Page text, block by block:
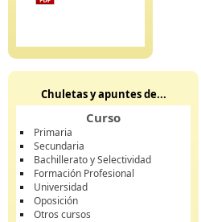
Chuletas y apuntes de...
Curso
Primaria
Secundaria
Bachillerato y Selectividad
Formación Profesional
Universidad
Oposición
Otros cursos